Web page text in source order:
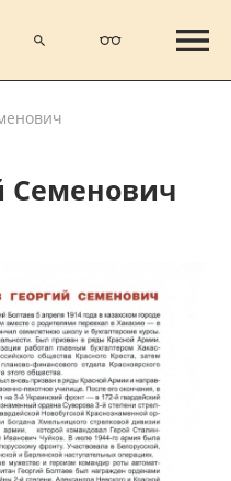
Семенович